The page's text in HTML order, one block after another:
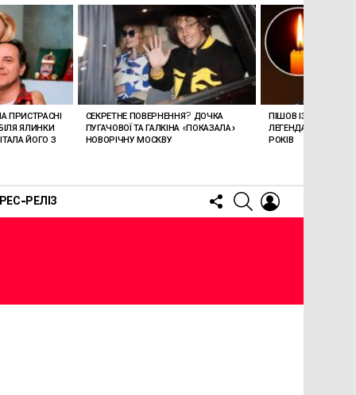
РЕЛІЗ
FOLLOW
US
SEARCH
ПРИСТРАСНІ
ЯЛИНКИ
ЙОГО З
СЕКРЕТНЕ ПОВЕРНЕННЯ? ДОЧКА
ПУГАЧОВОЇ ТА ГАЛКІНА «ПОКАЗАЛА»
НОВОРІЧНУ МОСКВУ
ПІШОВ ІЗ ЖИТТЯ
ЛЕГЕНДАРНОМУ
РОКІВ